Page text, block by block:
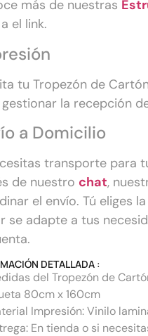
más de nuestras
el link.
tu Tropezón de
la recepción
a Domicilio
transporte para
de nuestro chat,
el envío. Tú eliges
se adapte a tus
DETALLADA :
del Tropezón de
80cm x 160cm
Impresión: Vinilo
En tienda o si